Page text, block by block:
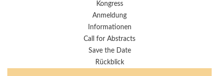
Kongress
Anmeldung
Informationen
Call for Abstracts
Save the Date
Rückblick